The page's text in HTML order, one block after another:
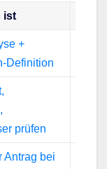
ist
+
prüfen
Antrag bei